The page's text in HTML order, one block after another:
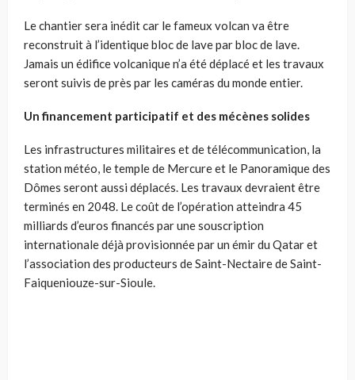
Le chantier sera inédit car le fameux volcan va être
reconstruit à l’identique bloc de lave par bloc de lave.
Jamais un édifice volcanique n’a été déplacé et les travaux
seront suivis de près par les caméras du monde entier.
Un financement participatif et des mécènes solides
Les infrastructures militaires et de télécommunication, la
station météo, le temple de Mercure et le Panoramique des
Dômes seront aussi déplacés. Les travaux devraient être
terminés en 2048. Le coût de l’opération atteindra 45
milliards d’euros financés par une souscription
internationale déjà provisionnée par un émir du Qatar et
l’association des producteurs de Saint-Nectaire de Saint-
Faiqueniouze-sur-Sioule.